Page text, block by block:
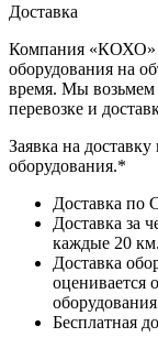
Доставка
Компания «КОХО»
оборудования на
время. Мы возьмем
перевозке и
Заявка на
оборудования.*
Доставка по
Доставка за
каждые 20
Доставка
оценивается
Бесплатная